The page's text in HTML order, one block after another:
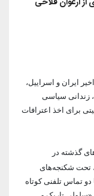
ایران و اسراییل،
زندانی سیاسی
نهادهای امنیتی برای اخذ اعترافات
گذشته در
و ۲۴۱ زندان اوین، تحت شکنجه‌های
تماس تلفنی کوتاه